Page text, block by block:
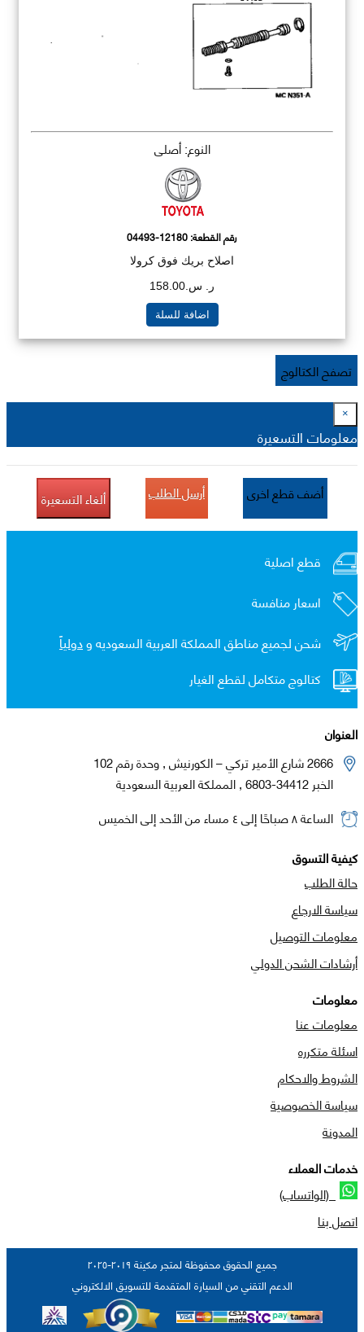
النوع: أصلي
رقم القطعة:04493-12180
اصلاح بريك فوق كرولا
ر. س.158.00
اضافة للسلة
تصفح الكتالوج
×
معلومات التسعيرة
أضف قطع اخرى أرسل الطلب ألغاء التسعيرة
قطع اصلية
اسعار منافسة
شحن لجميع مناطق المملكة العربية السعوديه ودولياً
كتالوج متكامل لقطع الغيار
العنوان
2666 شارع الأمير تركي – الكورنيش , وحدة رقم 102
الخبر 34412-6803 , المملكة العربية السعودية
الساعة ٨ صباحًا إلى ٤ مساء من الأحد إلى الخميس
كيفية التسوق
حالة الطلب
سياسة الارجاع
معلومات التوصيل
أرشادات الشحن الدولي
معلومات
معلومات عنا
اسئلة متكرره
الشروط والاحكام
سياسة الخصوصية
المدونة
خدمات العملاء
(الواتساب)
اتصل بنا
جميع الحقوق محفوظة لمتجر مكينة ٢٠١٩-٢٠٢٥
الدعم التقني من السيارة المتقدمة للتسويق الالكتروني